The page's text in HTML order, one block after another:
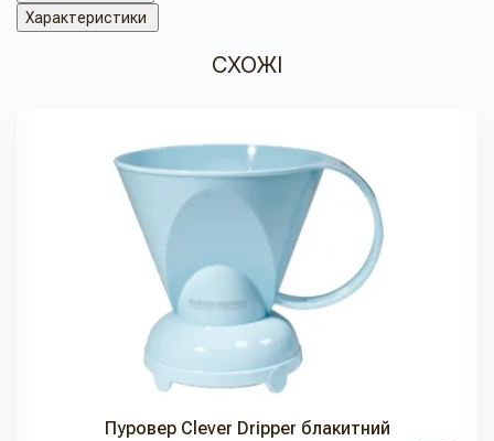
Характеристики
СХОЖІ
Пуровер Clever Dripper блакитний